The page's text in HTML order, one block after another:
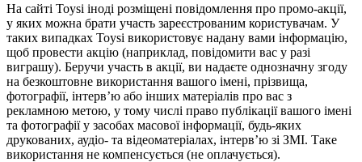
На сайті Toysi іноді розміщені повідомлення про промо-акції,
у яких можна брати участь зареєстрованим користувачам. У
таких випадках Toysi використовує надану вами інформацію,
щоб провести акцію (наприклад, повідомити вас у разі
виграшу). Беручи участь в акції, ви надаєте однозначну згоду
на безкоштовне використання вашого імені, прізвища,
фотографії, інтерв’ю або інших матеріалів про вас з
рекламною метою, у тому числі право публікації вашого імені
та фотографії у засобах масової інформації, будь-яких
друкованих, аудіо- та відеоматеріалах, інтерв’ю зі ЗМІ. Таке
використання не компенсується (не оплачується).